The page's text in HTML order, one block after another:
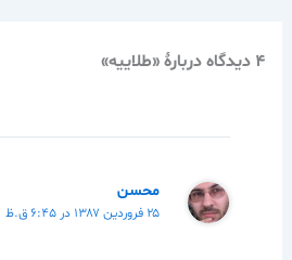
4 دیدگاه دربارهٔ «طلاييه»
محسن
۲۵ فروردین ۱۳۸۷ در ۶:۴۵ ق.ظ